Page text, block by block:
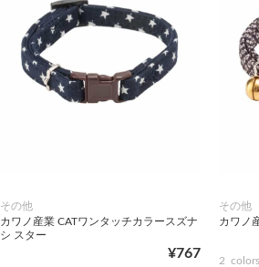
その他
カワノ産業 CATワンタッチカラースズナ
シ スター
¥767
その他
カワノ
2 colors